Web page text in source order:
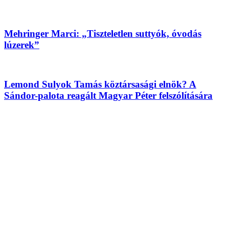
Mehringer Marci: „Tiszteletlen suttyók, óvodás
lúzerek”
Lemond Sulyok Tamás köztársasági elnök? A
Sándor-palota reagált Magyar Péter felszólítására